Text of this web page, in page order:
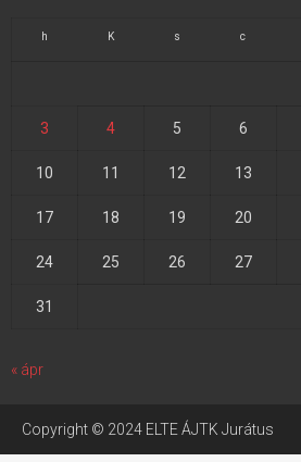
h K s c
3 4 5 6
10 11 12 13
17 18 19 20
24 25 26 27
31
« ápr
Copyright © 2024 ELTE ÁJTK Jurátus